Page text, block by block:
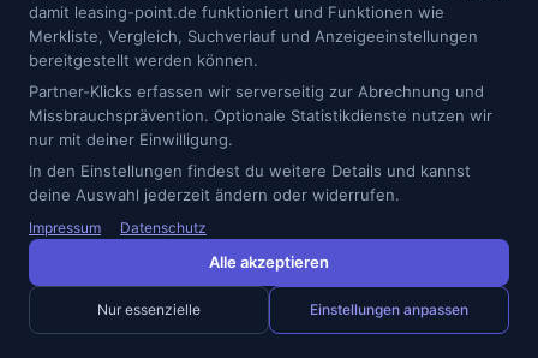
verändernder Technik kann das ein Nachteil sein. Beim
Vertrag auf Zeit gibst du das Fahrzeug am Ende
zurück und kannst auf ein neueres Modell wechseln.
Das ist sinnvoll, wenn du planbare Monatskosten und
moderne Technik möchtest, ohne dich viele Jahre
festzulegen.
Gegenüber einer Langzeitmiete ist klassisches
Fahrzeugleasing oft günstiger, wenn du das Auto
mehrere Jahre nutzt und Versicherung, Wartung oder
Reifen selbst organisieren möchtest. Eine
damit leasing-point.de funktioniert und Funktionen wie
Merkliste, Vergleich, Suchverlauf und Anzeigeeinstellungen
bereitgestellt werden können.
Partner-Klicks erfassen wir serverseitig zur Abrechnung und
Missbrauchsprävention. Optionale Statistikdienste nutzen wir
nur mit deiner Einwilligung.
In den Einstellungen findest du weitere Details und kannst
deine Auswahl jederzeit ändern oder widerrufen.
Impressum Datenschutz
Alle akzeptieren
Nur essenzielle Einstellungen anpassen